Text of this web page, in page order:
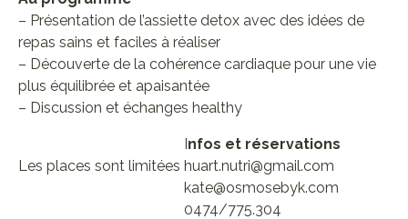
– Présentation de l’assiette detox avec des idées de
repas sains et faciles à réaliser
– Découverte de la cohérence cardiaque pour une vie
plus équilibrée et apaisantée
– Discussion et échanges healthy
Les places sont limitées
Infos et réservations
huart.nutri@gmail.com
kate@osmosebyk.com
0474/775.304